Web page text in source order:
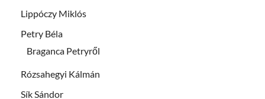
Lippóczy Miklós
Petry Béla
Braganca Petryről
Rózsahegyi Kálmán
Sík Sándor